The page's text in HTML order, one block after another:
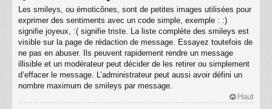
Les smileys, ou émoticônes, sont de petites images utilisées pour
exprimer des sentiments avec un code simple, exemple : :)
signifie joyeux, :( signifie triste. La liste complète des smileys est
visible sur la page de rédaction de message. Essayez toutefois de
ne pas en abuser. Ils peuvent rapidement rendre un message
illisible et un modérateur peut décider de les retirer ou simplement
d’effacer le message. L’administrateur peut aussi avoir défini un
nombre maximum de smileys par message.
Haut